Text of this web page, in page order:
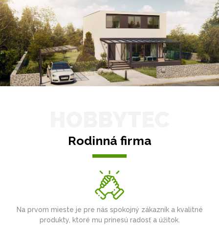
Rodinná firma
Na prvom mieste je pre nás spokojný zákazník a kvalitné
produkty, ktoré mu prinesú radosť a úžitok.